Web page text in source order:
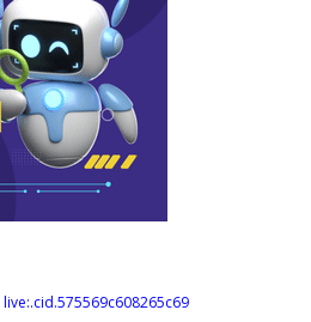
live:.cid.575569c608265c69